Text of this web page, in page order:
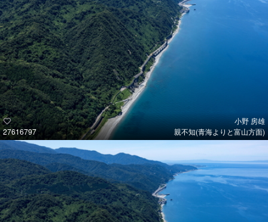
27616797
小野 房雄
親不知(青海よりと富山方面)